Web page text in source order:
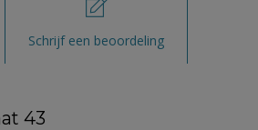
Schrijf een beoordeling
43